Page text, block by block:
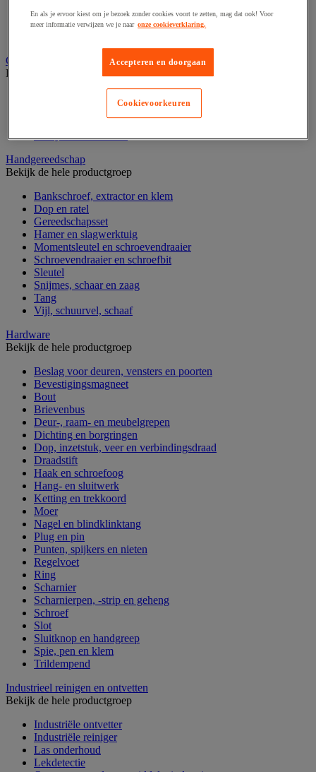
Elektrische uitrusting
Verlengsnoer, stekkerdoos en kapelhaspel
Gereedschap opbergen
Bekijk de hele productgroep
Assortimentsdoos en gereedschapkoffer
Gereedschapskist en opbergtas
Gereedschapskoffer en versterkte kist
Handgereedschap
Bekijk de hele productgroep
Bankschroef, extractor en klem
Dop en ratel
Gereedschapsset
Hamer en slagwerktuig
Momentsleutel en schroevendraaier
Schroevendraaier en schroefbit
Sleutel
Snijmes, schaar en zaag
Tang
Vijl, schuurvel, schaaf
Hardware
Bekijk de hele productgroep
Beslag voor deuren, vensters en poorten
Bevestigingsmagneet
Bout
Brievenbus
Deur-, raam- en meubelgrepen
Dichting en borgringen
Dop, inzetstuk, veer en verbindingsdraad
Draadstift
Haak en schroefoog
Hang- en sluitwerk
Ketting en trekkoord
Moer
Nagel en blindklinktang
Plug en pin
Punten, spijkers en nieten
Regelvoet
Ring
Scharnier
Scharnierpen, -strip en geheng
Schroef
Slot
Sluitknop en handgreep
Spie, pen en klem
Trildempend
Industrieel reinigen en ontvetten
Bekijk de hele productgroep
Industriële ontvetter
Industriële reiniger
Las onderhoud
Lekdetectie
En als je ervoor kiest om je bezoek zonder cookies voort te zetten, mag dat ook! Voor
meer informatie verwijzen we je naar onze cookieverklaring.
Accepteren en doorgaan
Cookievoorkeuren